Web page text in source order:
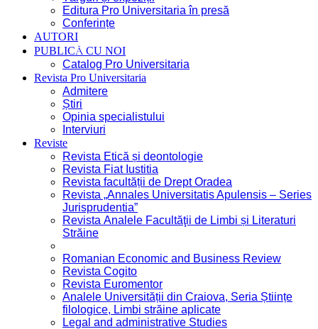
Editura Pro Universitaria în presă
Conferințe
AUTORI
PUBLICĂ CU NOI
Catalog Pro Universitaria
Revista Pro Universitaria
Admitere
Știri
Opinia specialistului
Interviuri
Reviste
Revista Etică și deontologie
Revista Fiat Iustitia
Revista facultății de Drept Oradea
Revista „Annales Universitatis Apulensis – Series
Jurisprudentia”
Revista Analele Facultăţii de Limbi și Literaturi
Străine
Romanian Economic and Business Review
Revista Cogito
Revista Euromentor
Analele Universității din Craiova, Seria Științe
filologice, Limbi străine aplicate
Legal and administrative Studies